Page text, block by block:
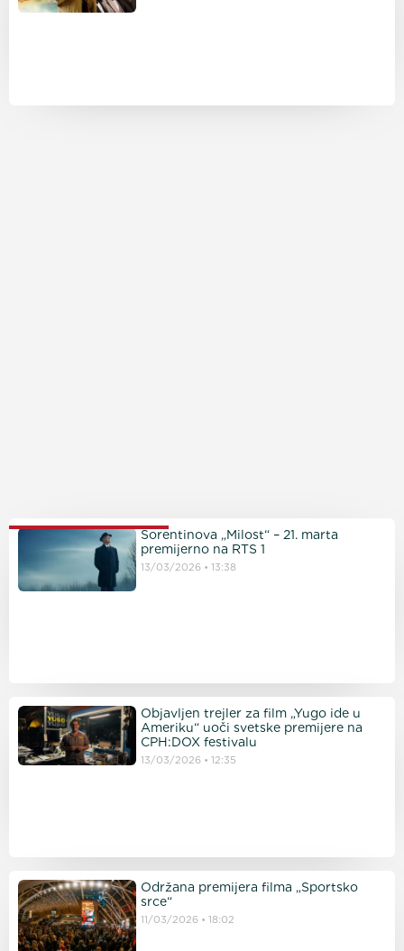
PROČITAJTE JOŠSorentinova „Milost“ – 21. marta
premijerno na RTS 1
13/03/2026 13:38
Objavljen trejler za film „Yugo ide u
Ameriku“ uoči svetske premijere na
CPH:DOX festivalu
13/03/2026 12:35
Održana premijera filma „Sportsko
srce“
11/03/2026 18:02